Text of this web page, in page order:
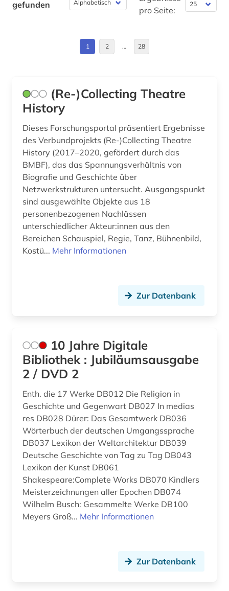
Theologie und Religionswissenschaften (46)
Fertigungstechnik (20)
Museumswesen (19)
aufnahme <photographie> (1)
august wilhelm iffland (1)
australien (1)
av-medien (1)
avantgarde (1)
bauhaus (1)
bedarfsforschung (1)
beeinträchtigung (1)
bergman (1)
berlin (5)
berliner klassik (1)
berliner nationaltheater (1)
berliner zeitung (1)
bern (1)
bernard (1)
betriebsführung (1)
betriebswirtschaftslehre (1)
Kanada (7)
Kroatien (1)
Lettland (1)
Liechtenstein (1)
Luxemburg (2)
Mittelamerika (1)
Osteuropa (1)
Polen (4)
Russland, Sowjetunion (10)
Schweden (3)
Schweiz (14)
Skandinavien (1)
Spanien (4)
Suedamerika (7)
Suedasien (1)
Tschechische Republik (1)
gefunden
pro Seite:
1 2 … 28
(Re-)Collecting Theatre
History
Dieses Forschungsportal präsentiert Ergebnisse
des Verbundprojekts (Re-)Collecting Theatre
History (2017–2020, gefördert durch das
BMBF), das das Spannungsverhältnis von
Biografie und Geschichte über
Netzwerkstrukturen untersucht. Ausgangspunkt
sind ausgewählte Objekte aus 18
personenbezogenen Nachlässen
unterschiedlicher Akteur:innen aus den
Bereichen Schauspiel, Regie, Tanz, Bühnenbild,
Kostü... Mehr Informationen
Zur Datenbank
10 Jahre Digitale
Bibliothek : Jubiläumsausgabe
2 / DVD 2
Enth. die 17 Werke DB012 Die Religion in
Geschichte und Gegenwart DB027 In medias
res DB028 Dürer: Das Gesamtwerk DB036
Wörterbuch der deutschen Umgangssprache
DB037 Lexikon der Weltarchitektur DB039
Deutsche Geschichte von Tag zu Tag DB043
Lexikon der Kunst DB061
Shakespeare:Complete Works DB070 Kindlers
Meisterzeichnungen aller Epochen DB074
Wilhelm Busch: Gesammelte Werke DB100
Meyers Groß... Mehr Informationen
Zur Datenbank